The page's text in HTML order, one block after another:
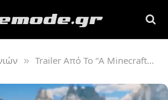
» Trailer Από Το “A Minecraft Movie”